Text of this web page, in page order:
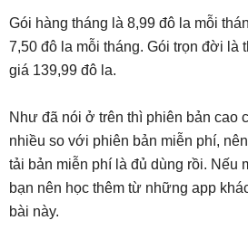
Gói hàng tháng là 8,99 đô la mỗi
7,50 đô la mỗi tháng. Gói trọn đời là
giá 139,99 đô la.
Như đã nói ở trên thì phiên bản cao
nhiều so với phiên bản miễn phí,
tải bản miễn phí là đủ dùng rồi. Nếu
bạn nên học thêm từ những app
bài này.